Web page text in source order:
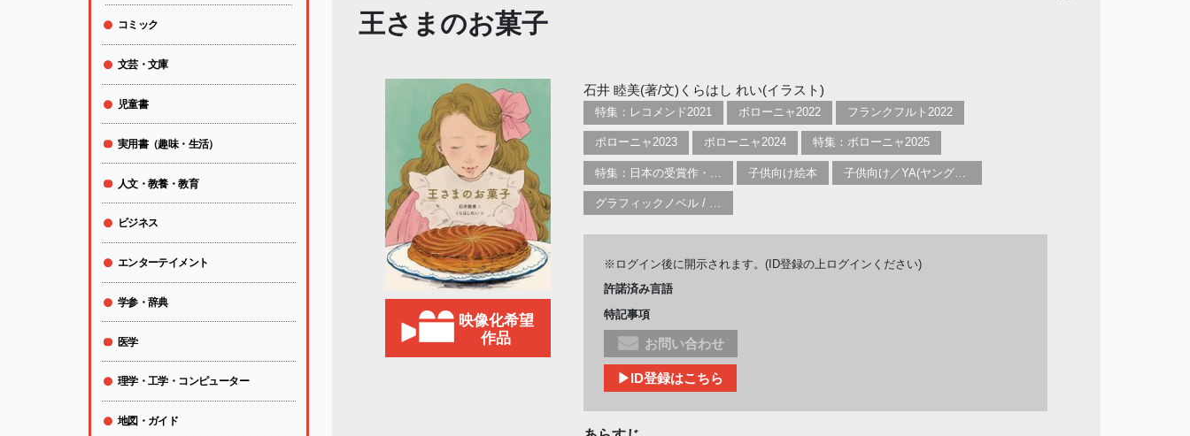
王さまのお菓子
映像化希望
作品
石井 睦美(著/文)くらはし れい(イラスト)
特集：レコメンド2021 ボローニャ2022 フランクフルト2022
ボローニャ2023 ボローニャ2024 特集：ボローニャ2025
子供向け絵本
※ログイン後に開示されます。(ID登録の上ログインください)
許諾済み言語
特記事項
お問い合わせ
▶ID登録はこちら
コミック
文芸・文庫
児童書
実用書（趣味・生活）
人文・教養・教育
ビジネス
エンターテイメント
学参・辞典
医学
理学・工学・コンピューター
地図・ガイド